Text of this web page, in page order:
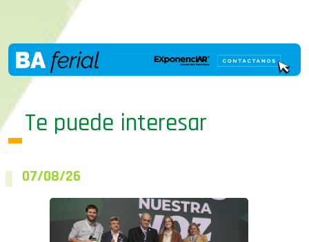
Te puede interesar
07/08/26